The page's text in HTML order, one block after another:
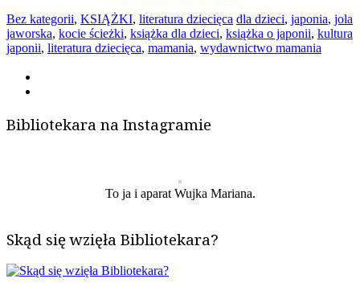
Bez kategorii, KSIĄŻKI, literatura dziecięca dla dzieci, japonia, jola
jaworska, kocie ścieżki, książka dla dzieci, książka o japonii, kultura
japonii, literatura dziecięca, mamania, wydawnictwo mamania
Bibliotekara na Instagramie
To ja i aparat Wujka Mariana.
Skąd się wzięła Bibliotekara?